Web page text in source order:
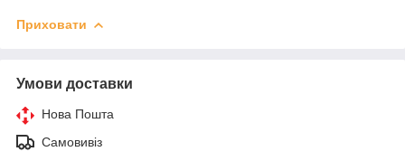
Приховати
Умови доставки
Нова Пошта
Самовивіз